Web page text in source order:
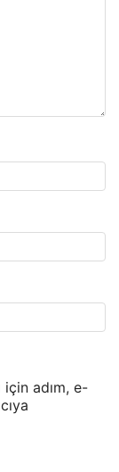
için adım, e-